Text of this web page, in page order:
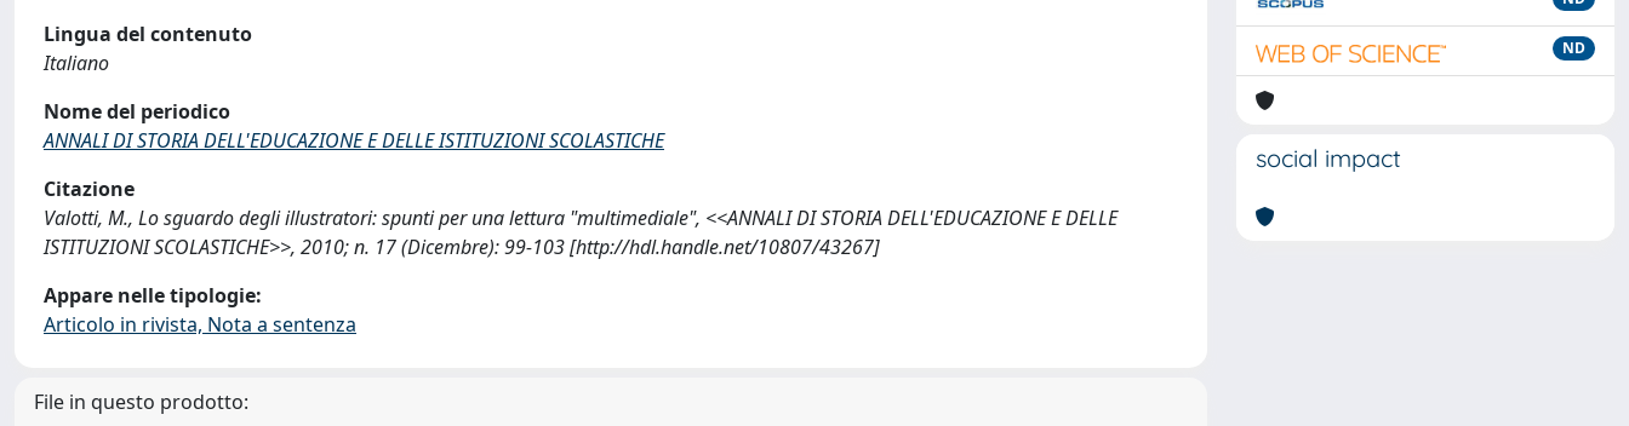
Lingua del contenuto
Italiano
Nome del periodico
ANNALI DI STORIA DELL'EDUCAZIONE E DELLE ISTITUZIONI SCOLASTICHE
Citazione
Valotti, M., Lo sguardo degli illustratori: spunti per una lettura "multimediale", <<ANNALI DI STORIA DELL'EDUCAZIONE E DELLE
ISTITUZIONI SCOLASTICHE>>, 2010; n. 17 (Dicembre): 99-103 [http://hdl.handle.net/10807/43267]
Appare nelle tipologie:
Articolo in rivista, Nota a sentenza
File in questo prodotto:
ND
social impact